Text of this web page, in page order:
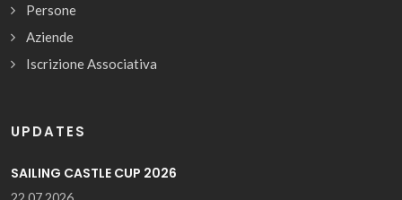
Persone
Aziende
Iscrizione Associativa
UPDATES
SAILING CASTLE CUP 2026